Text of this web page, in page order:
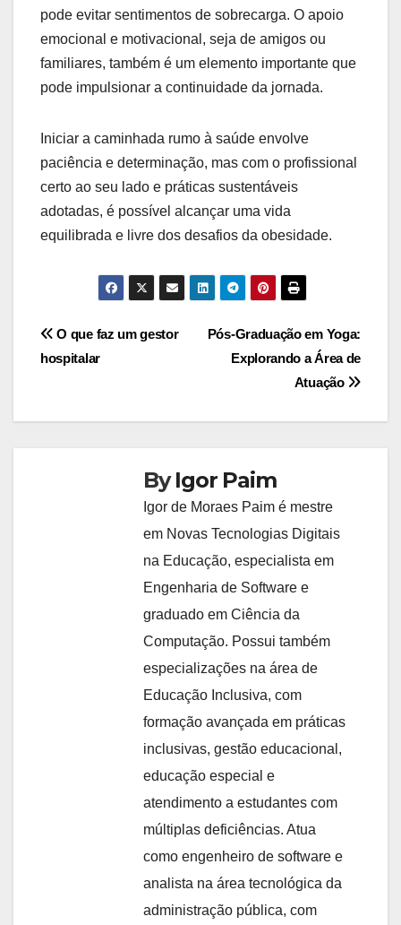
pode evitar sentimentos de sobrecarga. O apoio
emocional e motivacional, seja de amigos ou
familiares, também é um elemento importante que
pode impulsionar a continuidade da jornada.
Iniciar a caminhada rumo à saúde envolve
paciência e determinação, mas com o profissional
certo ao seu lado e práticas sustentáveis
adotadas, é possível alcançar uma vida
equilibrada e livre dos desafios da obesidade.
Navegação
de
Post
Pós-Graduação em Yoga:
Explorando a Área de
Atuação
O que faz um gestor
hospitalar
ByIgor Paim
Igor de Moraes Paim é mestre
em Novas Tecnologias Digitais
na Educação, especialista em
Engenharia de Software e
graduado em Ciência da
Computação. Possui também
especializações na área de
Educação Inclusiva, com
formação avançada em práticas
inclusivas, gestão educacional,
educação especial e
atendimento a estudantes com
múltiplas deficiências. Atua
como engenheiro de software e
analista na área tecnológica da
administração pública, com